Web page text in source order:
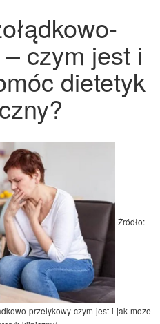
czym jest i
dietetyk
Źródło:
przelykowy-czym-jest-i-jak-moze-